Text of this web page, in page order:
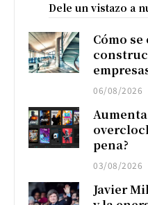
Dele un vistazo a
Cómo
06/08/2026
pena?
03/08/2026
Javier